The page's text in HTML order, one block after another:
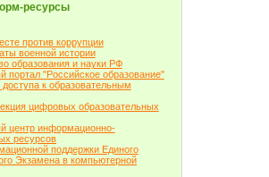
ресурсы
против коррупции
военной истории
образования и науки РФ
портал "Российское образование"
доступа к образовательным
цифровых образовательных
центр информационно-
ресурсов
поддержки Единого
Экзамена в компьютерной